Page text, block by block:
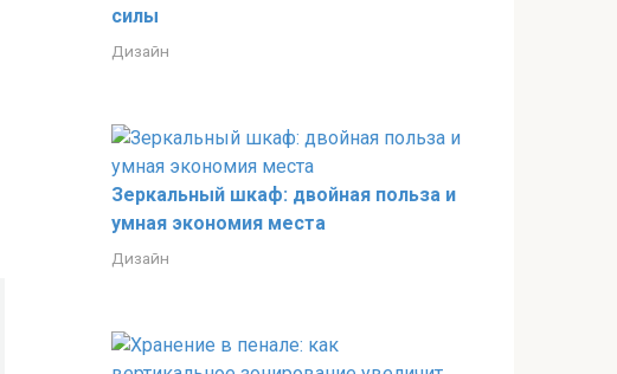
силы
Дизайн
Зеркальный шкаф: двойная польза и
умная экономия места
Дизайн